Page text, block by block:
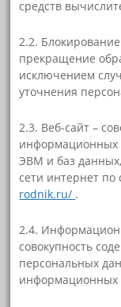
средств
2.2.
прекращение
исключением
уточнения
2.3. Веб-сайт –
информационных
ЭВМ и баз
сети интернет по
rodnik.ru/ .
2.4.
совокупность
персональных
информационных